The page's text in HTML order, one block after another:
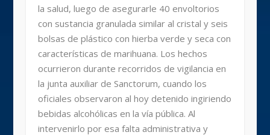
la salud, luego de asegurarle 40 envoltorios
con sustancia granulada similar al cristal y seis
bolsas de plástico con hierba verde y seca con
características de marihuana. Los hechos
ocurrieron durante recorridos de vigilancia en
la junta auxiliar de Sanctorum, cuando los
oficiales observaron al hoy detenido ingiriendo
bebidas alcohólicas en la vía pública. Al
intervenirlo por esa falta administrativa y